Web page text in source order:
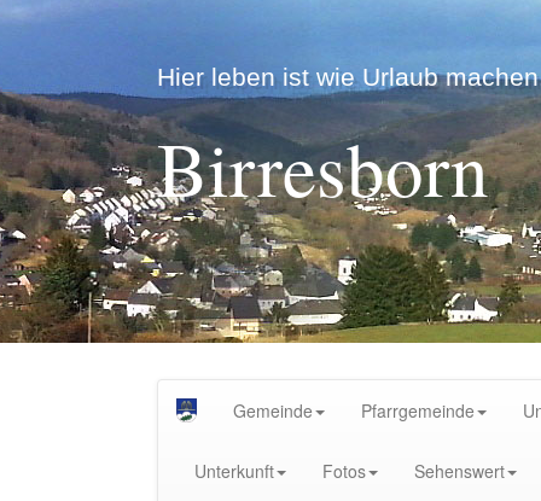
Hier leben ist wie Urlaub
Birresborn
Gemeinde Pfarrgemeinde
Unterkunft Fotos Sehenswert